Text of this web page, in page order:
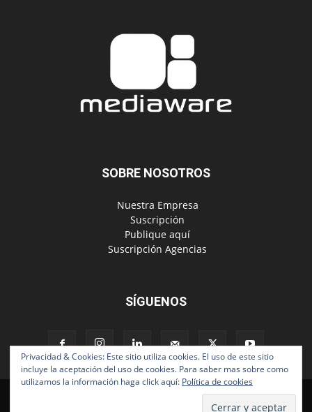
SOBRE NOSOTROS
‎ Nuestra Empresa
‎ Suscripción
‎ Publique aquí
‎ Suscripción Agencias
SÍGUENOS
Privacidad & Cookies: Este sitio utiliza cookies. El uso de este sitio
incluye la aceptación del uso de cookies. Para saber mas sobre como
utilizamos la información haga click aquí: Política de cookies